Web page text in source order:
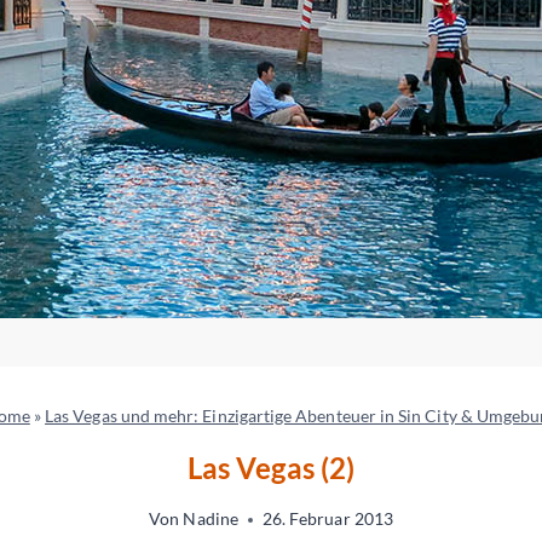
» Las Vegas und mehr: Einzigartige Abenteuer in Sin City &
Las Vegas (2)
Von Nadine 26. Februar 2013